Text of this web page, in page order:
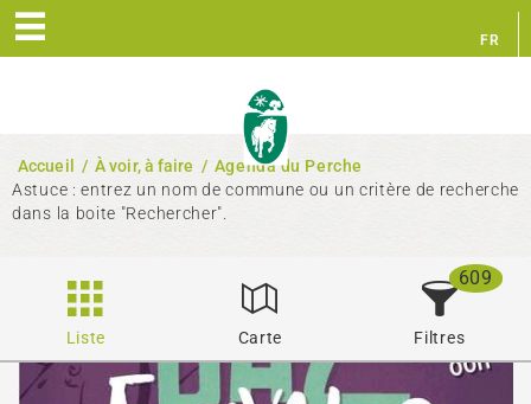
FR
Accueil / À voir, à faire / Agenda du Perche
Astuce : entrez un nom de commune ou un critère de recherche
dans la boite "Rechercher".
Liste Carte Filtres
609